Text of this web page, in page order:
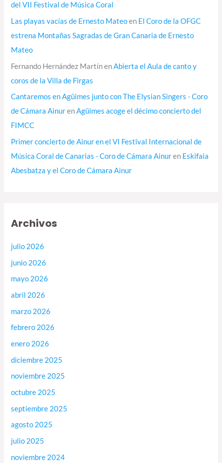
del VII Festival de Música Coral
Las playas vacías de Ernesto Mateoen El Coro de la OFGC
estrena Montañas Sagradas de Gran Canaria de Ernesto
Mateo
Fernando Hernández MartínenAbierta el Aula de canto y
coros de la Villa de Firgas
Cantaremos en Agüimes junto con The Elysian Singers - Coro
de Cámara AinurenAgüimes acoge el décimo concierto del
FIMCC
Primer concierto de Ainur en el VI Festival Internacional de
Música Coral de Canarias - Coro de Cámara Ainuren Eskifaia
Abesbatza y el Coro de Cámara Ainur
Archivos
julio 2026
junio 2026
mayo 2026
abril 2026
marzo 2026
febrero 2026
enero 2026
diciembre 2025
noviembre 2025
octubre 2025
septiembre 2025
agosto 2025
julio 2025
noviembre 2024